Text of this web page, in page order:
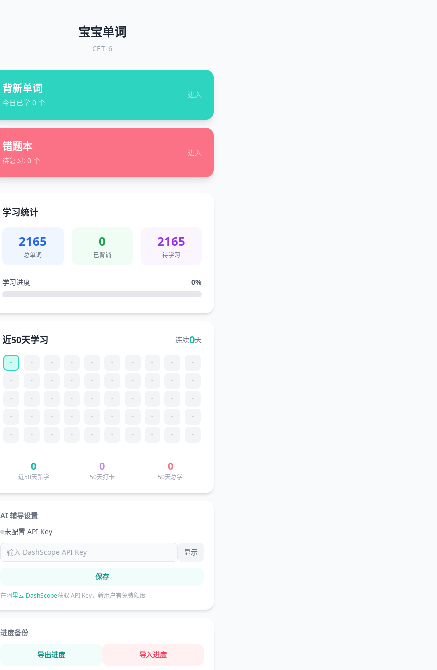
宝宝单词
CET-6
背新单词
今日已学 0 个
进入
错题本
待复习: 0 个
进入
学习统计
2165
总单词
0
已背诵
2165
待学习
学习进度 0%
近50天学习 连续0天
- - - - - - - - - -
- - - - - - - - - -
- - - - - - - - - -
- - - - - - - - - -
- - - - - - - - - -
0
近50天新学
0
50天打卡
0
50天总学
AI 辅导设置
未配置 API Key
显示
保存
在阿里云 DashScope获取 API Key，新用户有免费额度
进度备份
导出进度 导入进度